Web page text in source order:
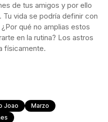
de tus amigos y por ello
vida se podría definir con
qué no amplias estos
en la rutina? Los astros
físicamente.
Joao
Marzo